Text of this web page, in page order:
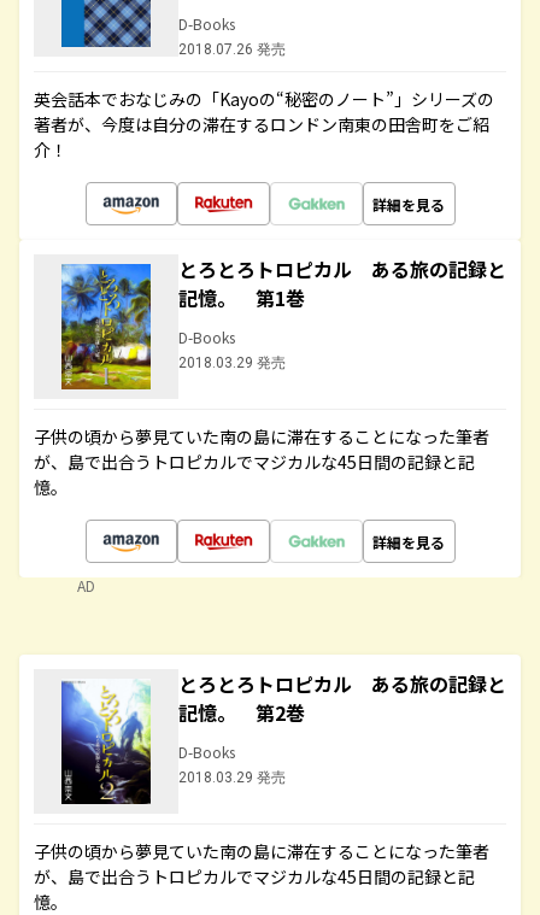
D-Books
2018.07.26 発売
英会話本でおなじみの「Kayoの“秘密のノート”」シリーズの
著者が、今度は自分の滞在するロンドン南東の田舎町をご紹
介！
詳細を見る
とろとろトロピカル ある旅の記録と
記憶。 第1巻
D-Books
2018.03.29 発売
子供の頃から夢見ていた南の島に滞在することになった筆者
が、島で出合うトロピカルでマジカルな45日間の記録と記
憶。
詳細を見る
AD
とろとろトロピカル ある旅の記録と
記憶。 第2巻
D-Books
2018.03.29 発売
子供の頃から夢見ていた南の島に滞在することになった筆者
が、島で出合うトロピカルでマジカルな45日間の記録と記
憶。